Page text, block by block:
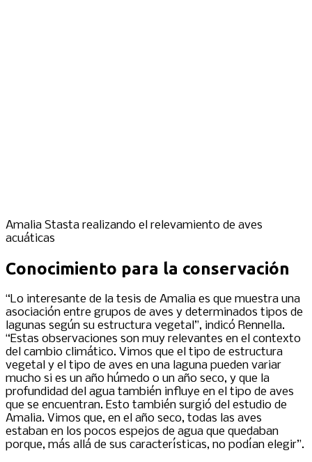
Amalia Stasta realizando el relevamiento de aves
acuáticas
Conocimiento para la conservación
“Lo interesante de la tesis de Amalia es que muestra una
asociación entre grupos de aves y determinados tipos de
lagunas según su estructura vegetal”, indicó Rennella.
“Estas observaciones son muy relevantes en el contexto
del cambio climático. Vimos que el tipo de estructura
vegetal y el tipo de aves en una laguna pueden variar
mucho si es un año húmedo o un año seco, y que la
profundidad del agua también influye en el tipo de aves
que se encuentran. Esto también surgió del estudio de
Amalia. Vimos que, en el año seco, todas las aves
estaban en los pocos espejos de agua que quedaban
porque, más allá de sus características, no podían elegir”.